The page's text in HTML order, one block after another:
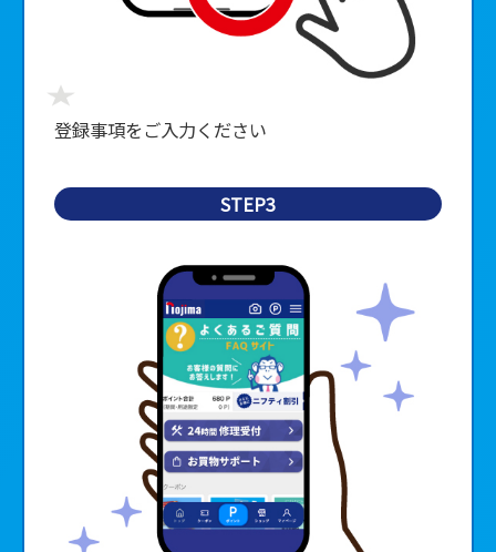
登録事項をご入力ください
STEP3